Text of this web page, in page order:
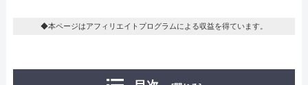
◆本ページはアフィリエイトプログラムによる収益を得ています。